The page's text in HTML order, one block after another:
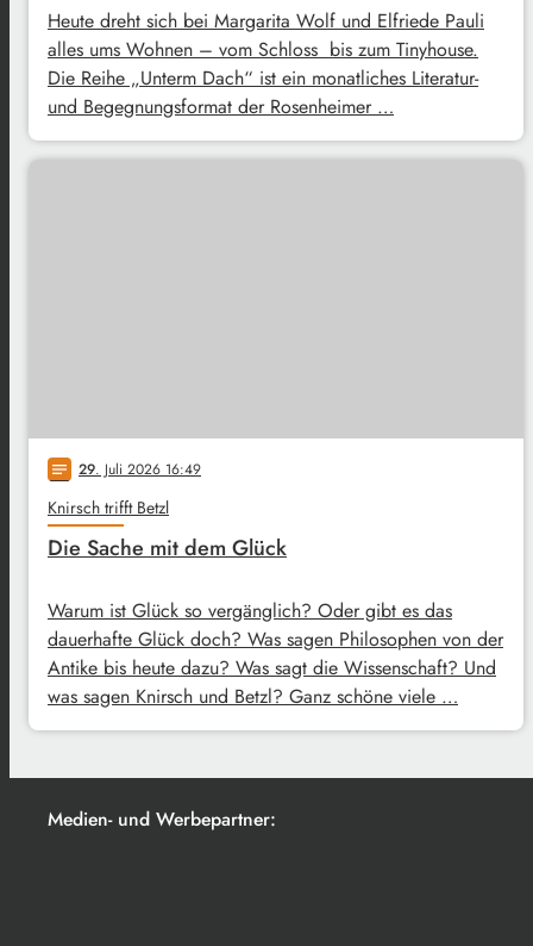
Heute dreht sich bei Margarita Wolf und Elfriede Pauli
alles ums Wohnen – vom Schloss bis zum Tinyhouse.
Die Reihe „Unterm Dach“ ist ein monatliches Literatur-
und Begegnungsformat der Rosenheimer …
notes 29. Juli 2026 16:49
Knirsch trifft Betzl
Die Sache mit dem Glück
Warum ist Glück so vergänglich? Oder gibt es das
dauerhafte Glück doch? Was sagen Philosophen von der
Antike bis heute dazu? Was sagt die Wissenschaft? Und
was sagen Knirsch und Betzl? Ganz schöne viele …
Medien- und Werbepartner: